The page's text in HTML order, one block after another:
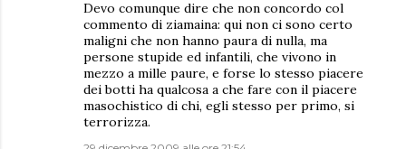
Devo comunque dire che non concordo col
commento di ziamaina: qui non ci sono certo
maligni che non hanno paura di nulla, ma
persone stupide ed infantili, che vivono in
mezzo a mille paure, e forse lo stesso piacere
dei botti ha qualcosa a che fare con il piacere
masochistico di chi, egli stesso per primo, si
terrorizza.